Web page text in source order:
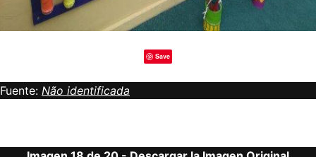
Save
Fuente: Não identificada